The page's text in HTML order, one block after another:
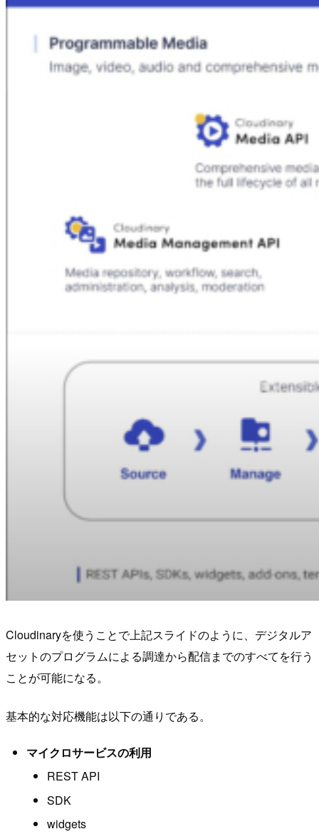
Cloudinaryを使うことで上記スライドのように、デジタルア
セットのプログラムによる調達から配信までのすべてを行う
ことが可能になる。
基本的な対応機能は以下の通りである。
マイクロサービスの利用
REST API
SDK
widgets